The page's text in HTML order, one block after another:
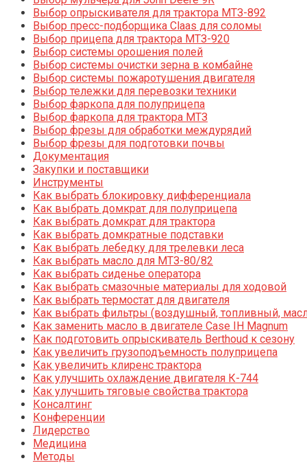
Выбор опрыскивателя для трактора МТЗ-892
Выбор пресс-подборщика Claas для соломы
Выбор прицепа для трактора МТЗ-920
Выбор системы орошения полей
Выбор системы очистки зерна в комбайне
Выбор системы пожаротушения двигателя
Выбор тележки для перевозки техники
Выбор фаркопа для полуприцепа
Выбор фаркопа для трактора МТЗ
Выбор фрезы для обработки междурядий
Выбор фрезы для подготовки почвы
Документация
Закупки и поставщики
Инструменты
Как выбрать блокировку дифференциала
Как выбрать домкрат для полуприцепа
Как выбрать домкрат для трактора
Как выбрать домкратные подставки
Как выбрать лебедку для трелевки леса
Как выбрать масло для МТЗ-80/82
Как выбрать сиденье оператора
Как выбрать смазочные материалы для ходовой
Как выбрать термостат для двигателя
Как выбрать фильтры (воздушный, топливный,
Как заменить масло в двигателе Case IH Magnum
Как подготовить опрыскиватель Berthoud к сезону
Как увеличить грузоподъемность полуприцепа
Как увеличить клиренс трактора
Как улучшить охлаждение двигателя К-744
Как улучшить тяговые свойства трактора
Консалтинг
Конференции
Лидерство
Медицина
Методы